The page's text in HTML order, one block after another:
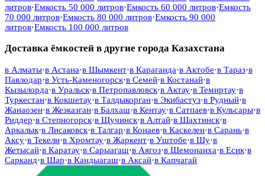
литров·Емкость 50 000 литров·Емкость 60 000 литров·Емкость
70 000 литров·Емкость 80 000 литров·Емкость 90 000
литров·Емкость 100 000 литров
Доставка ёмкостей в другие города Казахстана
в Алматы·в Астана·в Шымкент·в Караганда·в Актобе·в Тараз·в
Павлодар·в Усть-Каменогорск·в Семей·в Костанай·в
Кызылорда·в Уральск·в Петропавловск·в Актау·в Темиртау·в
Туркестан·в Кокшетау·в Талдыкорган·в Экибастуз·в Рудный·в
Жанаозен·в Жезказган·в Балхаш·в Кентау·в Сатпаев·в Кульсары·в
Риддер·в Степногорск·в Щучинск·в Алтай·в Шахтинск·в
Аркалык·в Лисаковск·в Талгар·в Конаев·в Каскелен·в Сарань·в
Аксу·в Текели·в Хромтау·в Жаркент·в Уштобе·в Шу·в
Жетысай·в Каратау·в Сарыагаш·в Аягоз·в Шемонаиха·в Есик·в
Сарканд·в Шар·в Кандыагаш·в Аксай·в Капчагай